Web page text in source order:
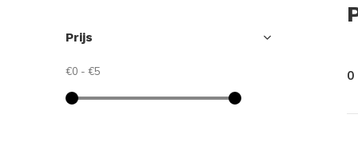
0
Prijs
€0 - €5